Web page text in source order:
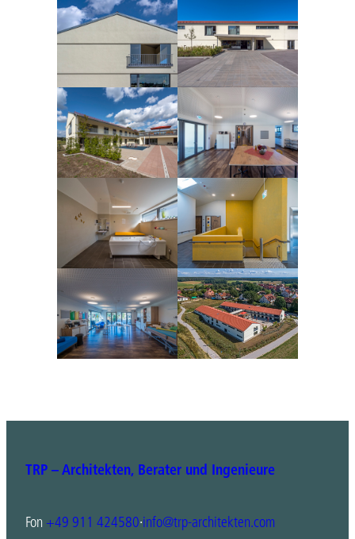
TRP – Architekten, Berater und Ingenieure
Fon +49 911 424580·info@trp-architekten.com